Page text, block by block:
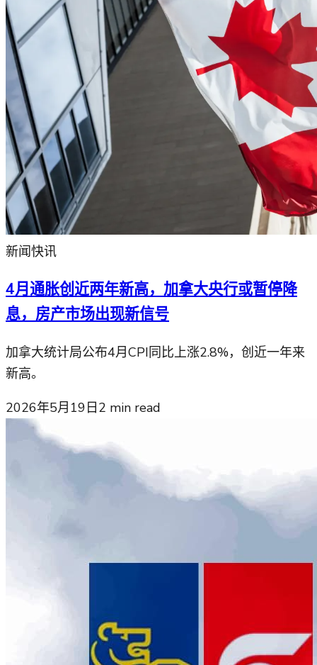
新闻快讯
4月通胀创近两年新高，加拿大央行或暂停降
息，房产市场出现新信号
加拿大统计局公布4月CPI同比上涨2.8%，创近一年来
新高。
2026年5月19日2 min read